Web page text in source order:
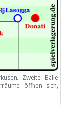
Zweite Bälle
öffnen sich,